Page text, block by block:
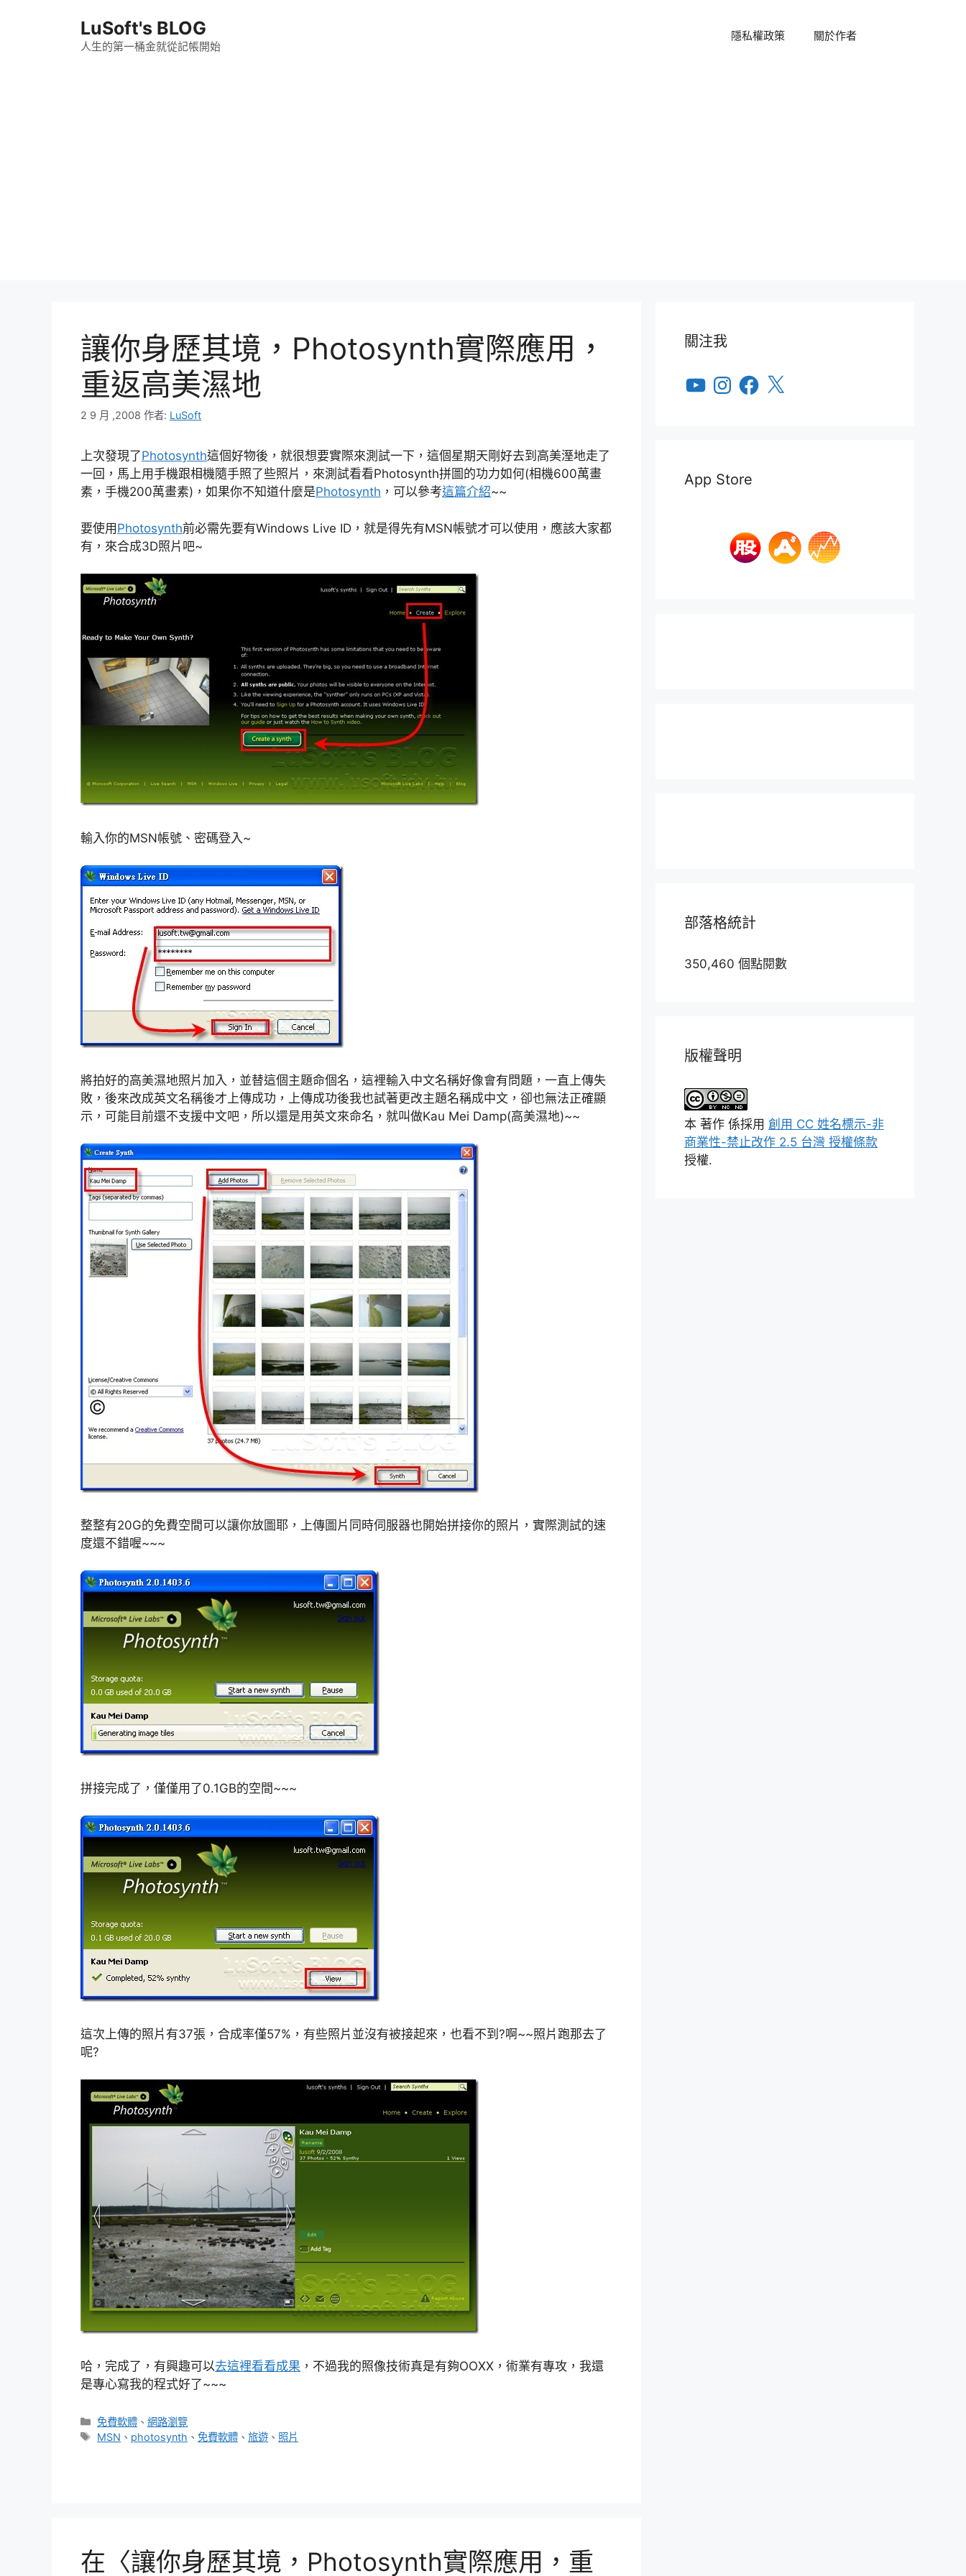
LuSoft's BLOG
人生的第一桶金就從記帳開始
隱私權政策 關於作者
讓你身歷其境，Photosynth實際應用，
重返高美濕地
2 9 月 ,2008 作者: LuSoft
上次發現了Photosynth這個好物後，就很想要實際來測試一下，這個星期天剛好去到高美溼地走了
一回，馬上用手機跟相機隨手照了些照片，來測試看看Photosynth拼圖的功力如何(相機600萬畫
素，手機200萬畫素)，如果你不知道什麼是Photosynth ，可以參考這篇介紹~~
要使用Photosynth前必需先要有Windows Live ID，就是得先有MSN帳號才可以使用，應該大家都
有，來合成3D照片吧~
輸入你的MSN帳號、密碼登入~
將拍好的高美濕地照片加入，並替這個主題命個名，這裡輸入中文名稱好像會有問題，一直上傳失
敗，後來改成英文名稱後才上傳成功，上傳成功後我也試著更改主題名稱成中文，卻也無法正確顯
示，可能目前還不支援中文吧，所以還是用英文來命名，就叫做Kau Mei Damp(高美濕地)~~
整整有20G的免費空間可以讓你放圖耶，上傳圖片同時伺服器也開始拼接你的照片，實際測試的速
度還不錯喔~~~
拼接完成了，僅僅用了0.1GB的空間~~~
這次上傳的照片有37張，合成率僅57%，有些照片並沒有被接起來，也看不到?啊~~照片跑那去了
呢?
哈，完成了，有興趣可以去這裡看看成果 ，不過我的照像技術真是有夠OOXX，術業有專攻，我還
是專心寫我的程式好了~~~
分
類
免費軟體 、網路瀏覽
標
MSN 、 photosynth 、免費軟體 、旅遊 、 照片
在〈讓你身歷其境，Photosynth實際應用，重
關注我
YouTubeInstagramFacebook
X
App Store
部落格統計
350,460 個點閱數
版權聲明
本 著作 係採用 創用 CC 姓名標示-非
商業性-禁止改作 2.5 台灣 授權條款
授權.